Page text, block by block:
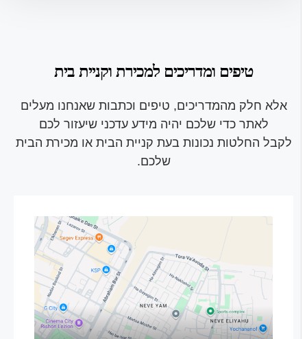
טיפים ומדריכים למכירת וקניית בית
אלא חלק מהמדריכים, טיפים וכתבות שאנחנו מעלים
לאתר כדי שלכם יהיה מידע עדכני שיעזור לכם
לקבל החלטות נכונות בעת קניית הבית או מכירת הבית
שלכם.